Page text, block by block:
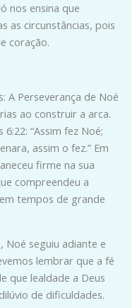
nos ensina que
as circunstâncias, pois
coração.
A Perseverança de Noé
ao construir a arca.
“Assim fez Noé;
assim o fez.” Em
firme na sua
compreendeu a
tempos de grande
seguiu adiante e
lembrar que a fé
que lealdade a Deus
de dificuldades.